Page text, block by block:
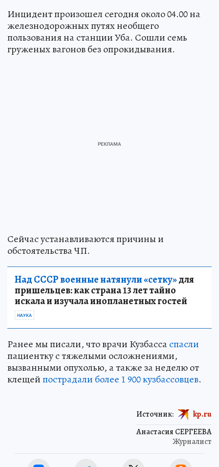
Инцидент произошел сегодня около 04.00 на
железнодорожных путях необщего
пользования на станции Уба. Сошли семь
груженых вагонов без опрокидывания.
Сейчас устанавливаются причины и
обстоятельства ЧП.
Над СССР военные натянули «сетку»для
пришельцев: как страна 13 лет тайно
искала и изучала инопланетных гостей
НАУКА
Ранее мы писали, что врачи Кузбассаспасли
пациентку с тяжелыми осложнениями,
вызванными опухолью, а также за неделю от
клещейпострадали более 1 900 кузбассовцев.
Анастасия СЕРГЕЕВА
Журналист
Источник: kp.ru